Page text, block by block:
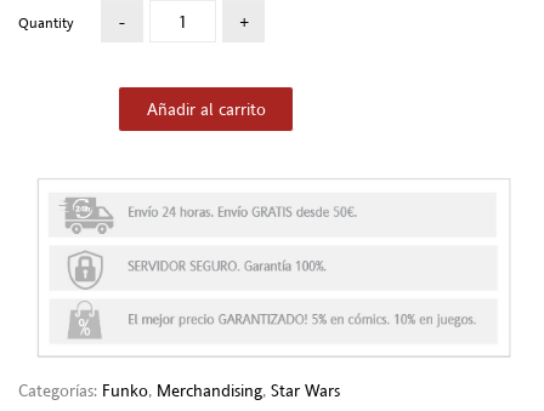
Quantity
Añadir al carrito
Categorías: Funko, Merchandising, Star Wars